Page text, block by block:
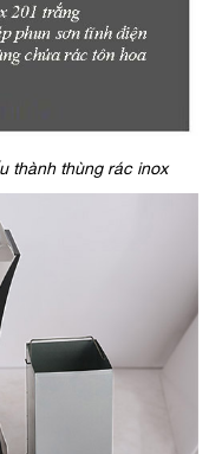
thành thùng rác inox